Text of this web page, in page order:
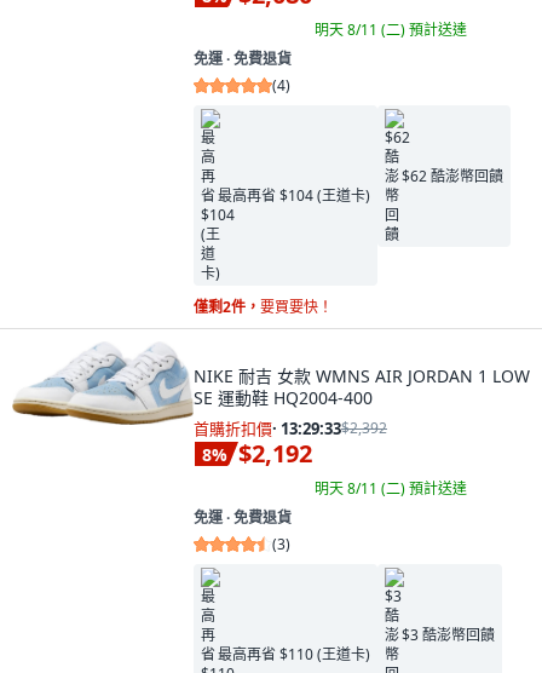
明天 8/11 (二)預計送達
免運 ∙ 免費退貨
(4)
最高再省 $104 (王道卡)
$62 酷澎幣回饋
僅剩2件， 要買要快！
NIKE 耐吉 女款 WMNS AIR JORDAN 1 LOW
SE 運動鞋 HQ2004-400
首購折扣價· 13:29:32$2,392
8% $2,192
明天 8/11 (二)預計送達
免運 ∙ 免費退貨
(3)
最高再省 $110 (王道卡)
$3 酷澎幣回饋